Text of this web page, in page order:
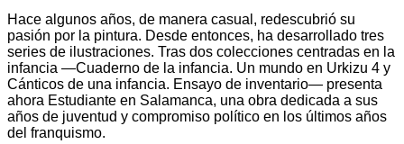
Hace algunos años, de manera casual, redescubrió su
pasión por la pintura. Desde entonces, ha desarrollado tres
series de ilustraciones. Tras dos colecciones centradas en la
infancia —Cuaderno de la infancia. Un mundo en Urkizu 4 y
Cánticos de una infancia. Ensayo de inventario— presenta
ahora Estudiante en Salamanca, una obra dedicada a sus
años de juventud y compromiso político en los últimos años
del franquismo.